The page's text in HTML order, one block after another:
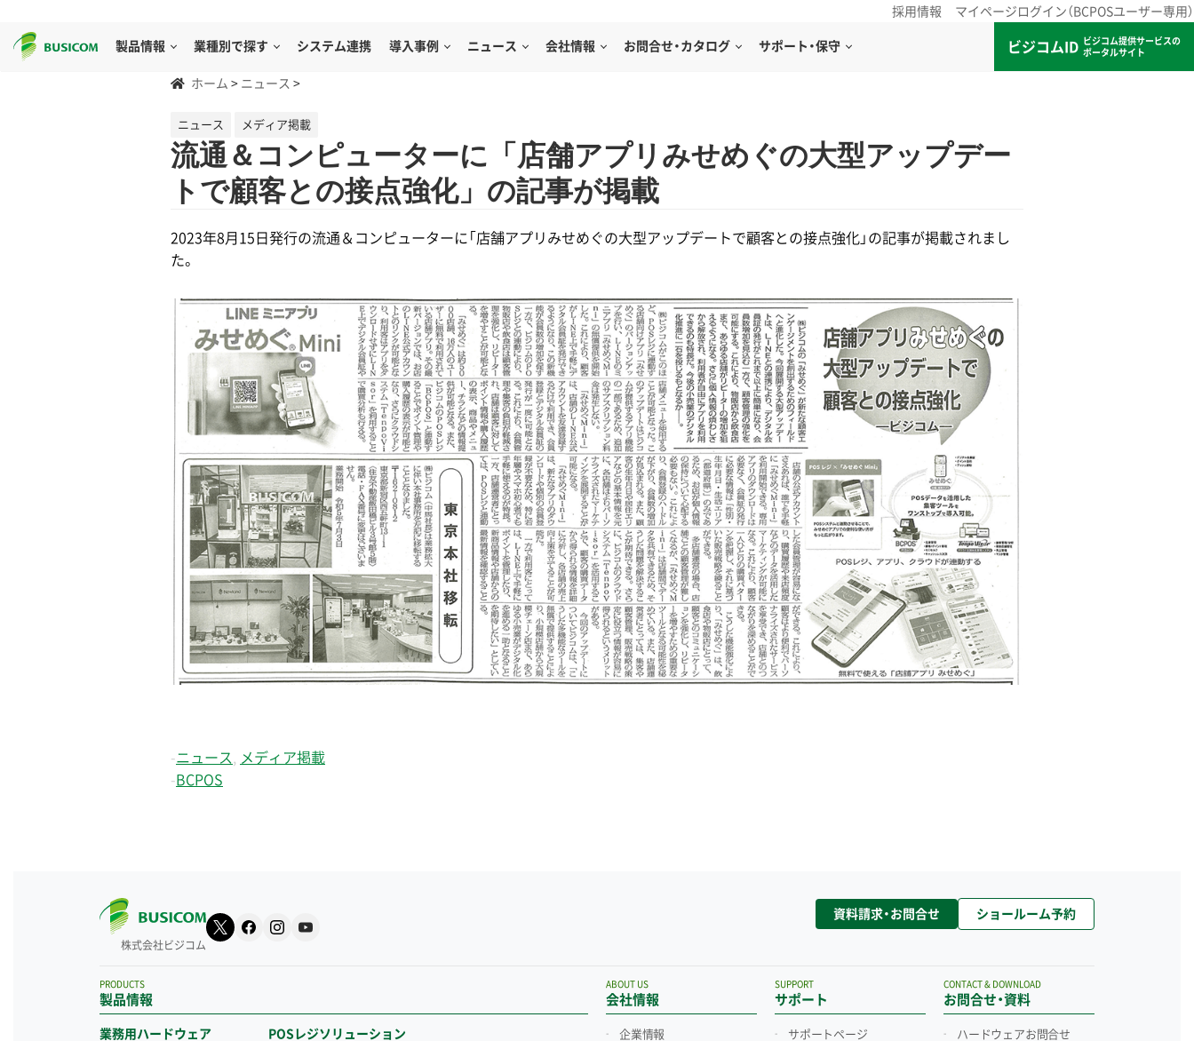
採用情報 マイページログイン（BCPOSユーザー専用）
製品情報 業種別で探す システム連携 導入事例 ニュース 会社情報 お問合せ・カタログ サポート・保守 ビジコムID
ビジコム提供サービスの
ポータルサイト
ホーム > ニュース >
ニュース メディア掲載
流通＆コンピューターに「店舗アプリみせめぐの大型アップデー
トで顧客との接点強化」の記事が掲載
2023年8月15日発行の流通＆コンピューターに「店舗アプリみせめぐの大型アップデートで顧客との接点強化」の記事が掲載されまし
た。
- ニュース
メディア掲載
- BCPOS
株式会社ビジコム
資料請求・お問合せ ショールーム予約
製品情報
PRODUCTS
業務用ハードウェア POSレジソリューション
会社情報
ABOUT US
企業情報
サポート
SUPPORT
サポートページ
お問合せ・資料
CONTACT & DOWNLOAD
ハードウェアお問合せ